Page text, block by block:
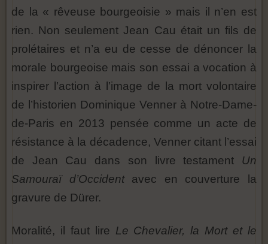
de la « rêveuse bourgeoisie » mais il n’en est
rien. Non seulement Jean Cau était un fils de
prolétaires et n’a eu de cesse de dénoncer la
morale bourgeoise mais son essai a vocation à
inspirer l’action à l’image de la mort volontaire
de l’historien Dominique Venner à Notre-Dame-
de-Paris en 2013 pensée comme un acte de
résistance à la décadence, Venner citant l’essai
de Jean Cau dans son livre testament Un
Samouraï d’Occidentavec en couverture la
gravure de Dürer.
Moralité, il faut lire Le Chevalier, la Mort et le